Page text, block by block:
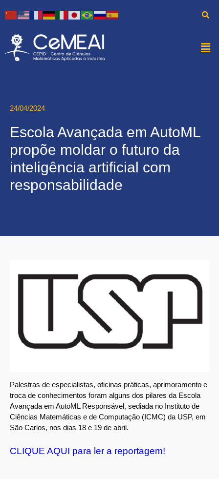
24/04/2024
Escola Avançada em AutoML
propõe moldar o futuro da
inteligência artificial com
responsabilidade
Palestras de especialistas, oficinas práticas, aprimoramento e
troca de conhecimentos foram alguns dos pilares da Escola
Avançada em AutoML Responsável, sediada no Instituto de
Ciências Matemáticas e de Computação (ICMC) da USP, em
São Carlos, nos dias 18 e 19 de abril.
CLIQUE AQUI para ler a reportagem!